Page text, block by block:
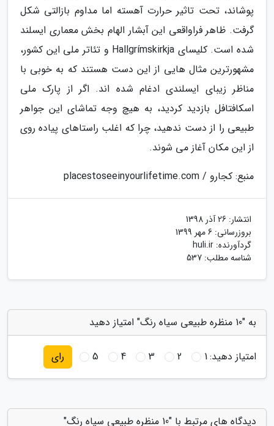
پوشاند، تحت تاثیر حرارت آهسته اما مداوم بازالتی شکل
گرفت. ظاهر فراواقعی این آبشار الهام بخش معماری ایسلند
شده است. کلیسای Hallgrímskirkja و تئاتر ملی این کشور،
مشهورترین مثال هایی از این دست هستند که به خوبی با
مناظر زیبای ایسلندی ادغام شده اند. اگر از پارک ملی
اسکافتافل بازدید کردید، به هیچ وجه تماشای این جواهر
طبیعی را از دست ندهید، چرا که اغلب راستاهای پیاده روی
از این مکان آغاز می شوند.
منبع: کجارو / placestoseeinyourlifetime.com
انتشار: 26 آذر 1398
بروزرسانی: 6 مهر 1399
گردآورنده: huli.ir
شناسه مطلب: 537
به "10 منظره طبیعی سیاه رنگ" امتیاز دهید
امتیاز دهید:1
2
3
4
5 رای
دیدگاه های مرتبط با "10 منظره طبیعی سیاه رنگ"